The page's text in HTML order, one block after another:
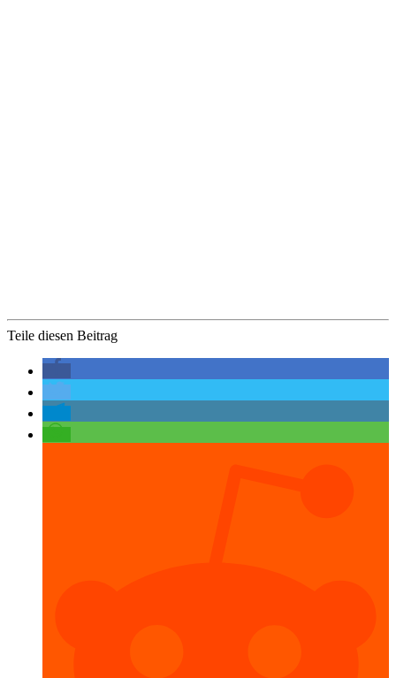
Teile diesen Beitrag